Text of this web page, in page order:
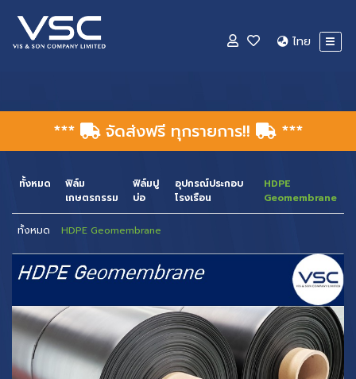
ไทย
*** จัดส่งฟรี ทุกรายการ!! ***
ทั้งหมด
ฟิล์ม
เกษตรกรรม
ฟิล์มปู
บ่อ
อุปกรณ์ประกอบ
โรงเรือน
HDPE
Geomembrane
ทั้งหมด HDPE Geomembrane